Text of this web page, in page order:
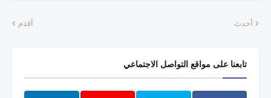
أحدث أقدم
تابعنا على مواقع التواصل الاجتماعي